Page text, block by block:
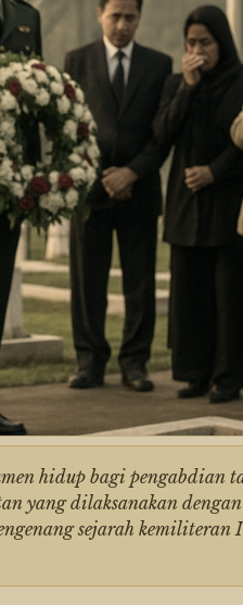
hidup bagi pengabdian
yang dilaksanakan
sejarah kemiliteran